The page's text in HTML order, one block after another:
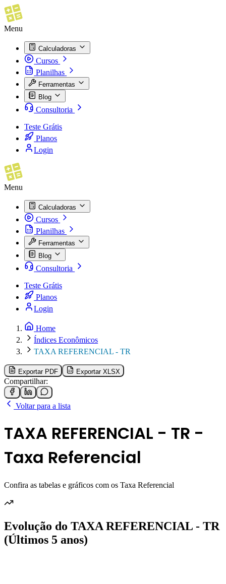
Menu
Calculadoras
Cursos
Planilhas
Ferramentas
Blog
Consultoria
Teste Grátis
Planos
Login
Menu
Calculadoras
Cursos
Planilhas
Ferramentas
Blog
Consultoria
Teste Grátis
Planos
Login
Home
Índices Econômicos
TAXA REFERENCIAL - TR
Exportar PDF Exportar XLSX
Compartilhar:
Voltar para a lista
TAXA REFERENCIAL - TR -
Taxa Referencial
Confira as tabelas e gráficos com os Taxa Referencial
Evolução do TAXA REFERENCIAL - TR
(Últimos 5 anos)